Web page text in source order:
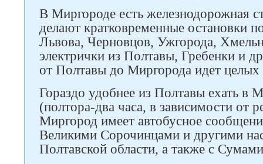
В Миргороде есть железнодорожная
делают кратковременные остановки
Львова, Черновцов, Ужгорода,
электрички из Полтавы, Гребенки и
от Полтавы до Миргорода идет целых
Гораздо удобнее из Полтавы ехать в
(полтора-два часа, в зависимости от
Миргород имеет автобусное
Великими Сорочинцами и другими
Полтавской области, а также с